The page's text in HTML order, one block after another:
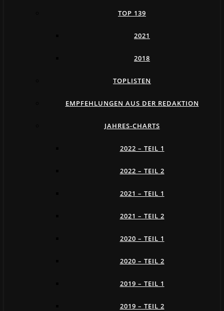
TOP 139
2021
2018
TOPLISTEN
EMPFEHLUNGEN AUS DER REDAKTION
JAHRES-CHARTS
2022 – TEIL 1
2022 – TEIL 2
2021 – TEIL 1
2021 – TEIL 2
2020 – TEIL 1
2020 – TEIL 2
2019 – TEIL 1
2019 – TEIL 2